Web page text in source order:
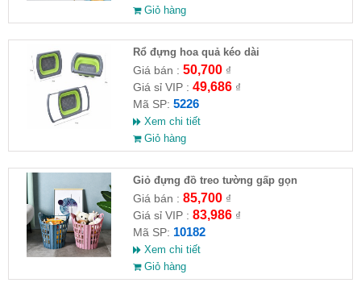
Giỏ hàng
Rổ đựng hoa quả kéo dài
Giá bán : 50,700₫
Giá sỉ VIP : 49,686₫
Mã SP: 5226
Xem chi tiết
Giỏ hàng
Giỏ đựng đồ treo tường gấp gọn
Giá bán : 85,700₫
Giá sỉ VIP : 83,986₫
Mã SP: 10182
Xem chi tiết
Giỏ hàng